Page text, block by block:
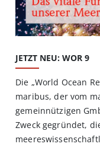
JETZT NEU: WOR 9
Die „World Ocean
maribus, der vom
gemeinnützigen
Zweck gegründet,